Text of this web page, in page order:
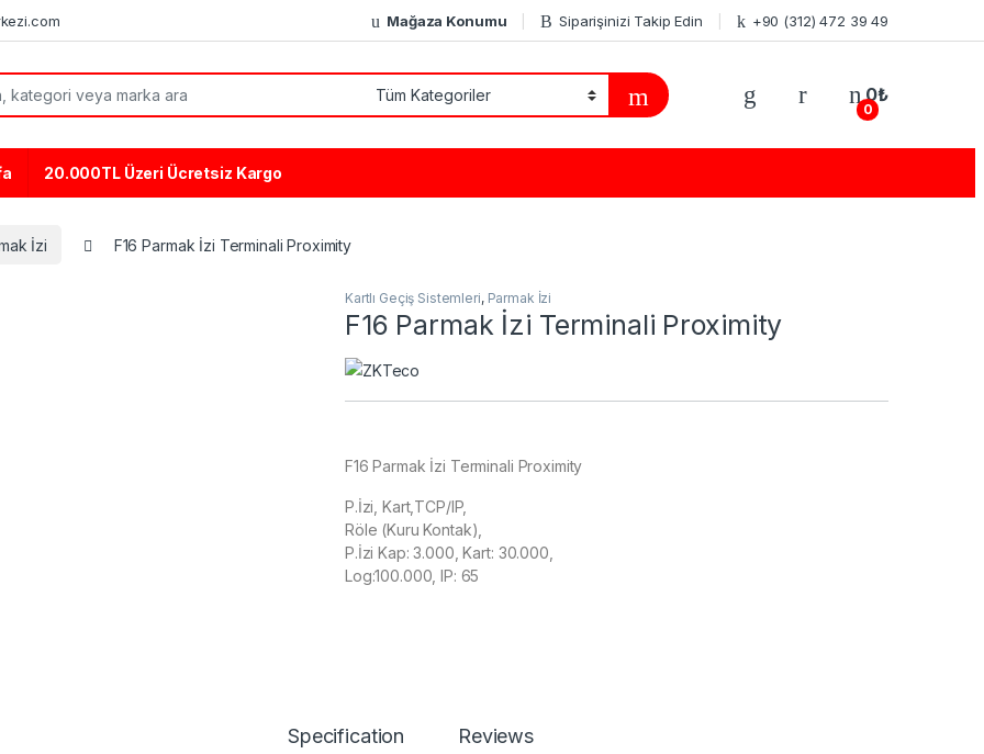
Mağaza Konumu Siparişinizi Takip Edin +90 (312) 472 39 49
0
0₺
20.000TL Üzeri Ücretsiz Kargo
İzi F16 Parmak İzi Terminali Proximity
Kartlı Geçiş Sistemleri, Parmak İzi
F16 Parmak İzi Terminali Proximity
F16 Parmak İzi Terminali Proximity
P.İzi, Kart,TCP/IP,
Röle (Kuru Kontak),
P.İzi Kap: 3.000, Kart: 30.000,
Log:100.000, IP: 65
Specification Reviews